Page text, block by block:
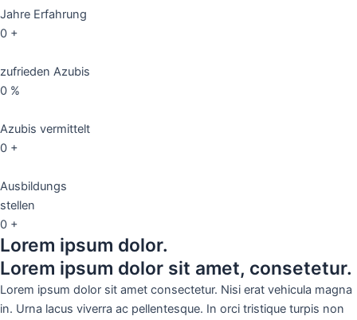
Jahre Erfahrung
0 +
zufrieden Azubis
0 %
Azubis vermittelt
0 +
Ausbildungs
stellen
0 +
Lorem ipsum dolor.
Lorem ipsum dolor sit amet, consetetur.
Lorem ipsum dolor sit amet consectetur. Nisi erat vehicula magna
in. Urna lacus viverra ac pellentesque. In orci tristique turpis non